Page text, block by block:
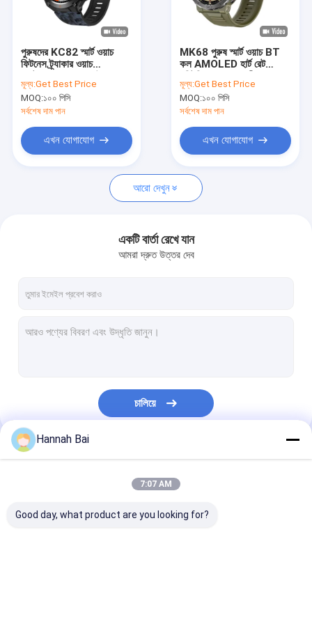
আমাদের সম্পর্কে
খবর
একটি উদ্ধৃতি অনুরোধ করুন
4G স্মার্ট ওয়াচ
২ ইন ১ ইয়ারফোন এবং স্মার্টওয়াচ
পুরুষদের KC82 স্মার্ট ওয়াচ
ফিটনেস ট্র্যাকার ওয়াচ
চাপ সঙ্গে
মূল্য:Get Best Price
MOQ:১০০ পিসি
সর্বশেষ দাম পান
এখন যোগাযোগ
MK68 পুরুষ স্মার্ট ওয়াচ BT
কল AMOLED হার্ট রেট
wristwatch
মূল্য:Get Best Price
MOQ:১০০ পিসি
সর্বশেষ দাম পান
এখন যোগাযোগ
আরো দেখুন
একটি বার্তা রেখে যান
আমরা দ্রুত উত্তর দেব
চালিয়ে
আমাদের বিভাগসমূহ
Hannah Bai
7:07 AM
Good day, what product are you looking for?